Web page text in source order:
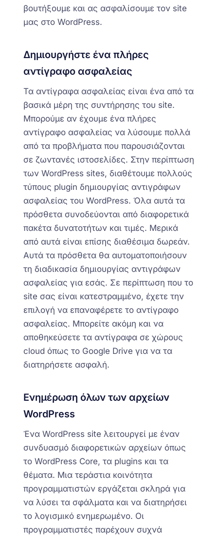
βουτήξουμε και ας ασφαλίσουμε τον site
μας στο WordPress.
Δημιουργήστε ένα πλήρες
αντίγραφο ασφαλείας
Τα αντίγραφα ασφαλείας είναι ένα από τα
βασικά μέρη της συντήρησης του site.
Μπορούμε αν έχουμε ένα πλήρες
αντίγραφο ασφαλείας να λύσουμε πολλά
από τα προβλήματα που παρουσιάζονται
σε ζωντανές ιστοσελίδες. Στην περίπτωση
των WordPress sites, διαθέτουμε πολλούς
τύπους plugin δημιουργίας αντιγράφων
ασφαλείας του WordPress. Όλα αυτά τα
πρόσθετα συνοδεύονται από διαφορετικά
πακέτα δυνατοτήτων και τιμές. Μερικά
από αυτά είναι επίσης διαθέσιμα δωρεάν.
Αυτά τα πρόσθετα θα αυτοματοποιήσουν
τη διαδικασία δημιουργίας αντιγράφων
ασφαλείας για εσάς. Σε περίπτωση που το
site σας είναι κατεστραμμένο, έχετε την
επιλογή να επαναφέρετε το αντίγραφο
ασφαλείας. Μπορείτε ακόμη και να
αποθηκεύσετε τα αντίγραφα σε χώρους
cloud όπως το Google Drive για να τα
διατηρήσετε ασφαλή.
Ενημέρωση όλων των αρχείων
WordPress
Ένα WordPress site λειτουργεί με έναν
συνδυασμό διαφορετικών αρχείων όπως
το WordPress Core, τα plugins και τα
θέματα. Μια τεράστια κοινότητα
προγραμματιστών εργάζεται σκληρά για
να λύσει τα σφάλματα και να διατηρήσει
το λογισμικό ενημερωμένο. Οι
προγραμματιστές παρέχουν συχνά